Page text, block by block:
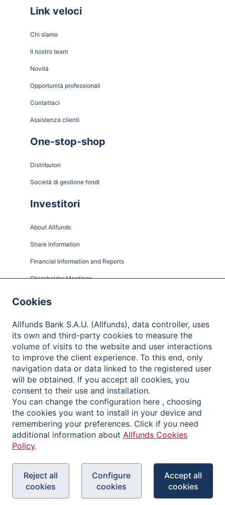
Link veloci
Chi siamo
Il nostro team
Novità
Opportunità professionali
Contattaci
Assistenza clienti
One-stop-shop
Distributori
Società di gestione fondi
Investitori
About Allfunds
Share Information
Financial Information and Reports
Shareholder Meetings
Informativa sulla Privacy
Note legali
Cookies Policy
Canale di segnalazione
Copyright © 2026 Allfunds Bank, S.A.U., Allfunds is a
registered trademark. All rights reserved.
Cookies
Allfunds Bank S.A.U. (Allfunds), data controller, uses
its own and third-party cookies to measure the
volume of visits to the website and user interactions
to improve the client experience. To this end, only
navigation data or data linked to the registered user
will be obtained. If you accept all cookies, you
consent to their use and installation.
You can change the configuration here , choosing
the cookies you want to install in your device and
remembering your preferences. Click if you need
additional information about Allfunds Cookies
Policy.
Reject all
cookies
Configure
cookies
Accept all
cookies